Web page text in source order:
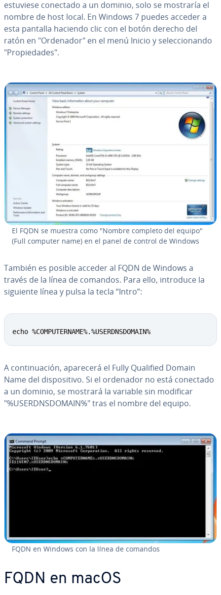
estuviese conectado a un dominio, solo se mostraría el
nombre de host local. En Windows 7 puedes acceder a
esta pantalla haciendo clic con el botón derecho del
ratón en "Ordenador" en el menú Inicio y se­le­c­cio­na­n­do
"Pro­pie­da­des".
El FQDN se muestra como "Nombre completo del equipo"
(Full computer name) en el panel de control de Windows
También es posible acceder al FQDN de Windows a
través de la línea de comandos. Para ello, introduce la
siguiente línea y pulsa la tecla “Intro”:
echo %COMPUTERNAME%.%USERDNSDOMAIN%
A co­n­ti­nua­ción, aparecerá el Fully Qualified Domain
Name del di­s­po­si­ti­vo. Si el ordenador no está conectado
a un dominio, se mostrará la variable sin modificar
"%USE­R­D­N­S­DO­MAIN%" tras el nombre del equipo.
FQDN en Windows con la línea de comandos
FQDN en macOS